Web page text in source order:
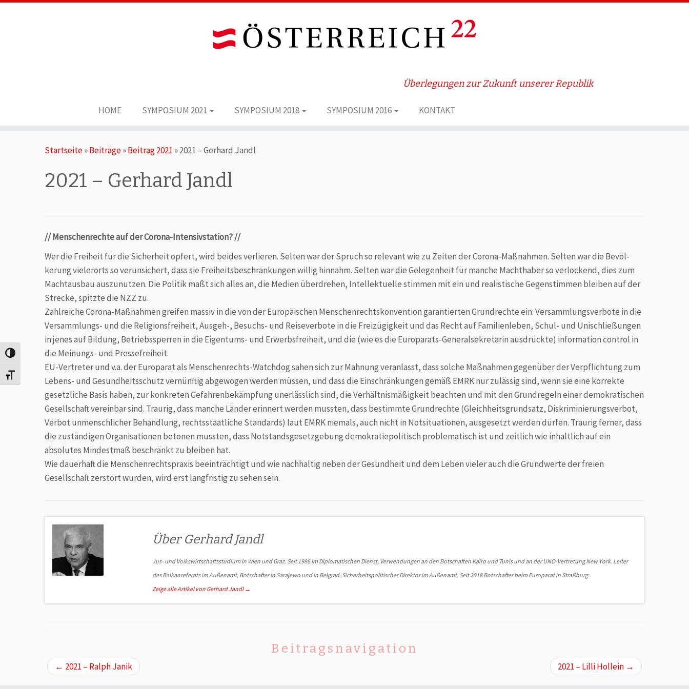
Umschalten auf hohe Kontraste
Schrift vergrößern
Überlegungen zur Zukunft unserer Republik
HOME SYMPOSIUM 2021 SYMPOSIUM 2018 SYMPOSIUM 2016 KONTAKT
Startseite»Beiträge»Beitrag 2021 »2021 – Gerhard Jandl
2021 – Gerhard Jandl
// Menschenrechte auf der Corona-Intensivstation? //
Wer die Freiheit für die Sicherheit opfert, wird beides ver­lieren. Selten war der Spruch so relevant wie zu Zeiten der Corona-Maß­nahmen. Selten war die Bevöl­
kerung vielerorts so verunsichert, dass sie Freiheitsbeschränkungen willig hinnahm. Selten war die Gelegenheit für manche Macht­haber so verlockend, dies zum
Machtausbau auszunutzen. Die Politik maßt sich alles an, die Medien überdrehen, Intellektuelle stimmen mit ein und realistische Gegenstimmen bleiben auf der
Strecke, spitzte die NZZ zu.
Zahlreiche Corona-Maßnahmen greifen massiv in die von der Europäischen Menschen­rechts­konvention garan­tierten Grundrechte ein: Versammlungsverbote in die
Ver­samm­lungs- und die Religionsfreiheit, Ausgeh-, Besuchs- und Reiseverbote in die Freizügigkeit und das Recht auf Familien­leben, Schul- und Unischließungen
in jenes auf Bil­dung, Betriebssperren in die Eigentums- und Erwerbs­freiheit, und die (wie es die Europarats-General­sekretärin ausdrückte) information control in
die Meinungs- und Pressefreiheit.
EU-Vertreter und v.a. der Europarat als Menschenrechts-Watchdog sahen sich zur Mahnung veranlasst, dass solche Maß­nahmen gegenüber der Verpflichtung zum
Lebens- und Gesundheitsschutz vernünftig abgewogen werden müssen, und dass die Einschränkungen gemäß EMRK nur zulässig sind, wenn sie eine korrekte
gesetzliche Basis haben, zur konkreten Gefahrenbekämpfung un­erläss­lich sind, die Verhältnismäßigkeit beachten und mit den Grundregeln einer demokratischen
Gesellschaft vereinbar sind. Traurig, dass manche Länder erinnert werden mussten, dass bestimmte Grundrechte (Gleich­heits­grund­satz, Diskriminierungs­verbot,
Verbot unmenschlicher Behandlung, rechtsstaatliche Standards) laut EMRK nie­mals, auch nicht in Notsituationen, ausgesetzt werden dürfen. Traurig ferner, dass
die zuständigen Organisationen betonen mussten, dass Notstandsgesetzgebung demo­kratie­politisch problematisch ist und zeitlich wie inhaltlich auf ein
absolutes Mindestmaß beschränkt zu bleiben hat.
Wie dauerhaft die Menschenrechtspraxis beeinträchtigt und wie nachhaltig neben der Gesundheit und dem Leben vieler auch die Grundwerte der freien
Gesellschaft zerstört wurden, wird erst langfristig zu sehen sein.
Über Gerhard Jandl
Jus- und Volkswirtschaftsstudium in Wien und Graz. Seit 1986 im Diplomatischen Dienst, Verwendungen an den Botschaften Kairo und Tunis und an der UNO-Vertretung New York. Leiter
des Balkan­referats im Außen­amt, Botschafter in Sarajewo und in Belgrad, Sicher­heits­politischer Direktor im Außenamt. Seit 2018 Botschafter beim Europarat in Straßburg.
Zeige alle Artikel von Gerhard Jandl →
Beitragsnavigation
← 2021 – Ralph Janik 2021 – Lilli Hollein →